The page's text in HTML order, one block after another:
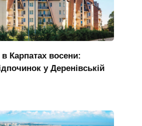
в Карпатах восени:
у Деренівській